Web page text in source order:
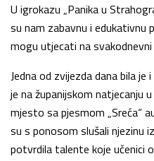
U igrokazu „Panika u
su nam zabavnu i
mogu utjecati na
Jedna od zvijezda dana bila je
je na županijskom natjecanju
mjesto sa pjesmom „Sreća“
su s ponosom slušali njezinu
potvrdila talente koje učenici